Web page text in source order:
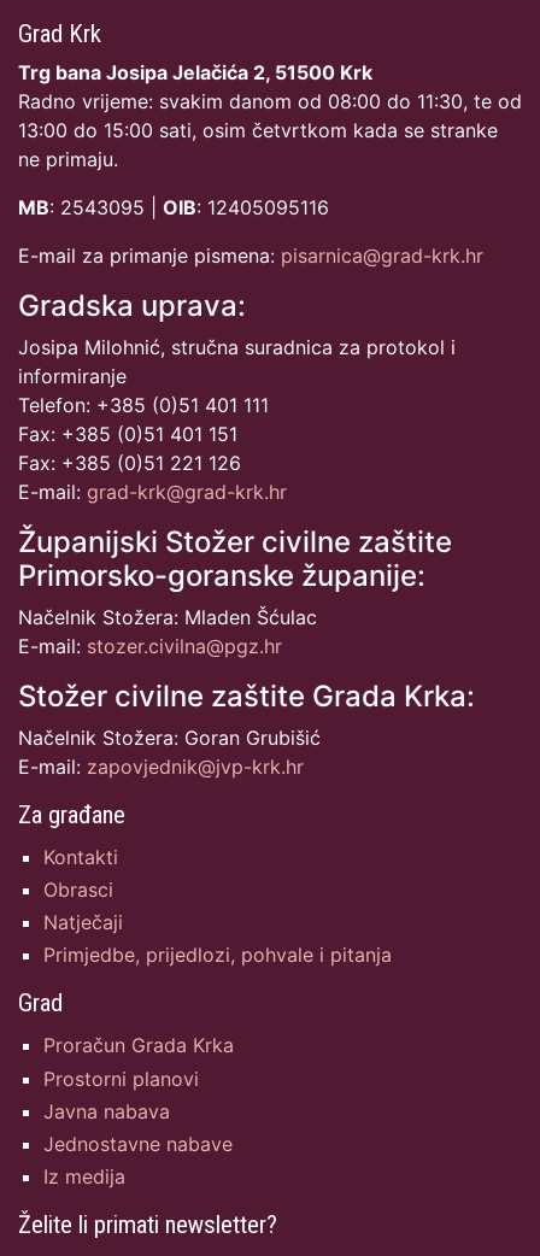
Grad Krk
Trg bana Josipa Jelačića 2, 51500 Krk
Radno vrijeme: svakim danom od 08:00 do 11:30, te od
13:00 do 15:00 sati, osim četvrtkom kada se stranke
ne primaju.
MB: 2543095 | OIB: 12405095116
E-mail za primanje pismena: pisarnica@grad-krk.hr
Gradska uprava:
Josipa Milohnić, stručna suradnica za protokol i
informiranje
Telefon: +385 (0)51 401 111
Fax: +385 (0)51 401 151
Fax: +385 (0)51 221 126
E-mail: grad-krk@grad-krk.hr
Županijski Stožer civilne zaštite
Primorsko-goranske županije:
Načelnik Stožera: Mladen Šćulac
E-mail: stozer.civilna@pgz.hr
Stožer civilne zaštite Grada Krka:
Načelnik Stožera: Goran Grubišić
E-mail: zapovjednik@jvp-krk.hr
Za građane
Kontakti
Obrasci
Natječaji
Primjedbe, prijedlozi, pohvale i pitanja
Grad
Proračun Grada Krka
Prostorni planovi
Javna nabava
Jednostavne nabave
Iz medija
Želite li primati newsletter?